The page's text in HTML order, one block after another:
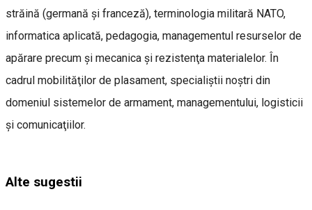
străină (germană şi franceză), terminologia militară NATO,
informatica aplicată, pedagogia, managementul resurselor de
apărare precum şi mecanica şi rezistenţa materialelor. În
cadrul mobilităţilor de plasament, specialiştii noştri din
domeniul sistemelor de armament, managementului, logisticii
şi comunicaţiilor.
Alte sugestii